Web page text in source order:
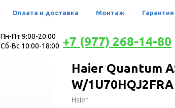
Оплата и доставка Монтаж Гарантия
+7 (977) 268-14-80
Пн-Пт 9:00-20:00
Сб-Вс 10:00-18:00
Haier Quantum
W/1U70HQJ2FRA
Haier